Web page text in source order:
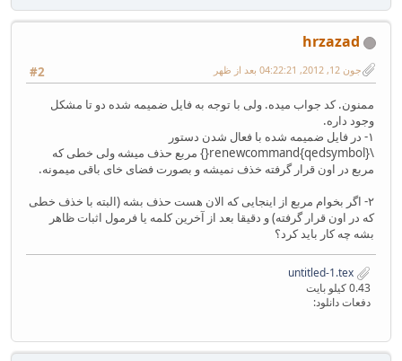
hrzazad
#2 جون 12, 2012, 04:22:21 بعد از ظهر
ممنون. کد جواب میده. ولی با توجه به فایل ضمیمه شده دو تا مشکل
وجود داره.
۱- در فایل ضمیمه شده با فعال شدن دستور
\renewcommand{qedsymbol}{} مربع حذف میشه ولی خطی که
مربع در اون قرار گرفته خذف نمیشه و بصورت فضای خای باقی میمونه.
۲- اگر بخوام مربع از اینجایی که الان هست حذف بشه (البته با خذف خطی
که در اون قرار گرفته) و دقیقا بعد از آخرین کلمه یا فرمول اثبات ظاهر
بشه چه کار باید کرد؟
0.43 کیلو بایت
دفعات دانلود: